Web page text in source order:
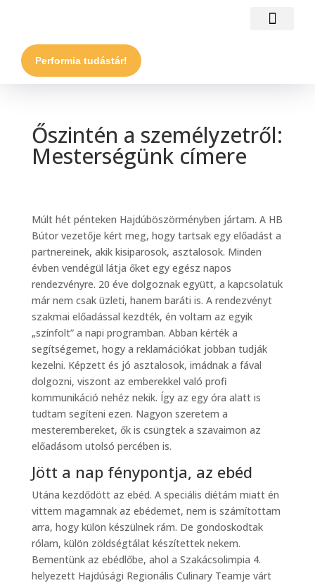
Performia tudástár!
Őszintén a személyzetről:
Mesterségünk címere
Múlt hét pénteken Hajdúböszörményben jártam. A HB
Bútor vezetője kért meg, hogy tartsak egy előadást a
partnereinek, akik kisiparosok, asztalosok. Minden
évben vendégül látja őket egy egész napos
rendezvényre. 20 éve dolgoznak együtt, a kapcsolatuk
már nem csak üzleti, hanem baráti is. A rendezvényt
szakmai előadással kezdték, én voltam az egyik
„színfolt” a napi programban. Abban kérték a
segítségemet, hogy a reklamációkat jobban tudják
kezelni. Képzett és jó asztalosok, imádnak a fával
dolgozni, viszont az emberekkel való profi
kommunikáció nehéz nekik. Így az egy óra alatt is
tudtam segíteni ezen. Nagyon szeretem a
mesterembereket, ők is csüngtek a szavaimon az
előadásom utolsó percében is.
Jött a nap fénypontja, az ebéd
Utána kezdődött az ebéd. A speciális diétám miatt én
vittem magamnak az ebédemet, nem is számítottam
arra, hogy külön készülnek rám. De gondoskodtak
rólam, külön zöldségtálat készítettek nekem.
Bementünk az ebédlőbe, ahol a Szakácsolimpia 4.
helyezett Hajdúsági Regionális Culinary Teamje várt